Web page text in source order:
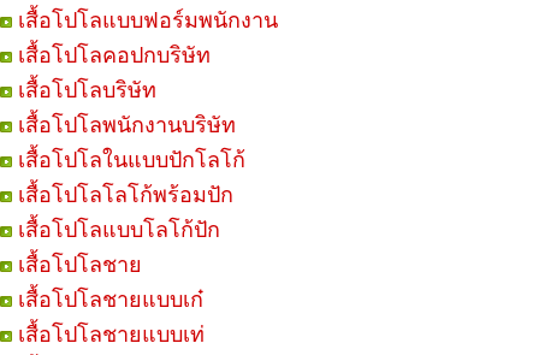
เสื้อโปโลแบบฟอร์มพนักงาน
เสื้อโปโลคอปกบริษัท
เสื้อโปโลบริษัท
เสื้อโปโลพนักงานบริษัท
เสื้อโปโลในแบบปักโลโก้
เสื้อโปโลโลโก้พร้อมปัก
เสื้อโปโลแบบโลโก้ปัก
เสื้อโปโลชาย
เสื้อโปโลชายแบบเก๋
เสื้อโปโลชายแบบเท่